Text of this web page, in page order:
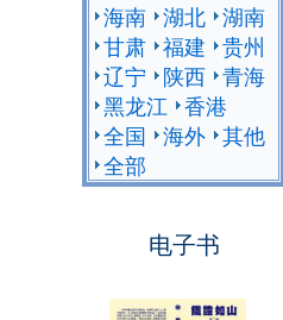
海南 湖北 湖南
甘肃 福建 贵州
辽宁
陕西 青海
黑龙江 香港
全国 海外 其他
全部
电子书